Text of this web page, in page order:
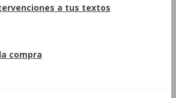
a tus textos
compra